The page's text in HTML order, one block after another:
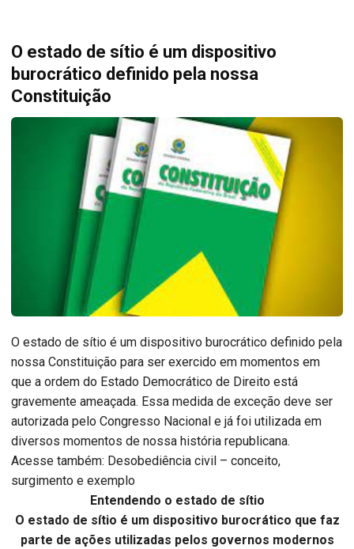
O estado de sítio é um dispositivo
burocrático definido pela nossa
Constituição
O estado de sítio é um dispositivo burocrático definido pela
nossa Constituição para ser exercido em momentos em
que a ordem do Estado Democrático de Direito está
gravemente ameaçada. Essa medida de exceção deve ser
autorizada pelo Congresso Nacional e já foi utilizada em
diversos momentos de nossa história republicana.
Acesse também: Desobediência civil – conceito,
surgimento e exemplo
Entendendo o estado de sítio
O estado de sítio é um dispositivo burocrático que faz
parte de ações utilizadas pelos governos modernos